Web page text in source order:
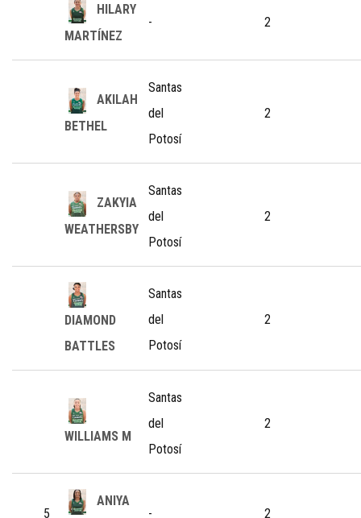
HILARY
MARTÍNEZ
- 2
AKILAH
BETHEL
Santas
del
Potosí
2
ZAKYIA
WEATHERSBY
Santas
del
Potosí
2
DIAMOND
BATTLES
Santas
del
Potosí
2
WILLIAMS M
Santas
del
Potosí
2
5
ANIYA
- 2